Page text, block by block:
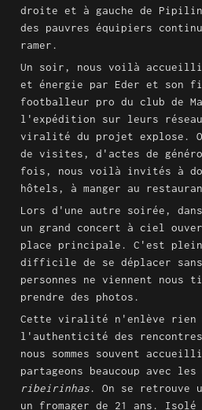
droite et à gauche de
des pauvres équipiers
ramer.
Un soir, nous voilà accueillis
et énergie par Eder et son
footballeur pro du club de
l'expédition sur leurs
viralité du projet explose.
de visites, d'actes de
fois, nous voilà invités à
hôtels, à manger au
Lors d'une autre soirée,
un grand concert à ciel
place principale. C'est
difficile de se déplacer
personnes ne viennent nous
prendre des photos.
Cette viralité n'enlève rien
l'authenticité des
nous sommes souvent
ribeirinhas. On se retrouve
un fromager de 21 ans. Isolé